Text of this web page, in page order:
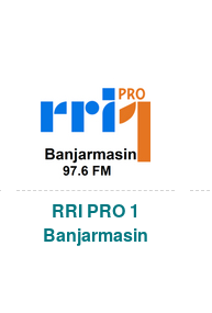
RRI PRO 1
Banjarmasin